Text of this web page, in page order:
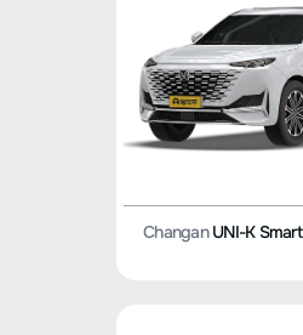
ChanganUNI-K Smart